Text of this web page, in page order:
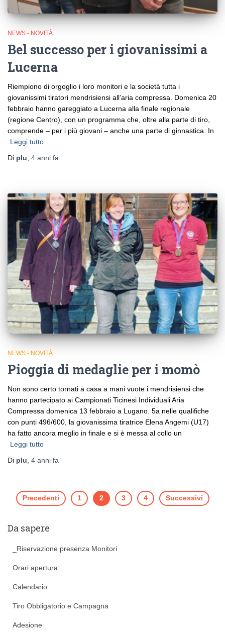
NEWS - NOVITÀ
Bel successo per i giovanissimi a
Lucerna
Riempiono di orgoglio i loro monitori e la società tutta i
giovanissimi tiratori mendrisiensi all’aria compressa. Domenica 20
febbraio hanno gareggiato a Lucerna alla finale regionale
(regione Centro), con un programma che, oltre alla parte di tiro,
comprende – per i più giovani – anche una parte di ginnastica. In
Leggi tutto
Di plu 4 anni fa
NEWS - NOVITÀ
Pioggia di medaglie per i momò
Non sono certo tornati a casa a mani vuote i mendrisiensi che
hanno partecipato ai Campionati Ticinesi Individuali Aria
Compressa domenica 13 febbraio a Lugano. 5a nelle qualifiche
con punti 496/600, la giovanissima tiratrice Elena Angemi (U17)
ha fatto ancora meglio in finale e si è messa al collo un
Leggi tutto
Di plu 4 anni fa
Paginazione
degli
articoli
Precedenti 1 2 3 4 Successivi
Da sapere
_Riservazione presenza Monitori
Orari apertura
Calendario
Tiro Obbligatorio e Campagna
Adesione